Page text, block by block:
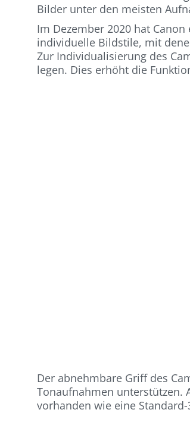
Bilder unter den meisten
Im Dezember 2020 hat
individuelle Bildstile, mit
Zur Individualisierung des
legen. Dies erhöht die
Der abnehmbare Griff des
Tonaufnahmen unterstützen.
vorhanden wie eine